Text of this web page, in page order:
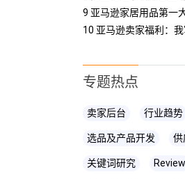
9 亚马逊家居用品第一
10 亚马逊卖家福利：
专题热点
卖家后台 行业趋势
选品及产品开发 供
关键词研究 Review